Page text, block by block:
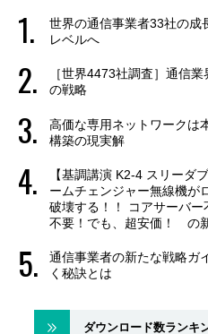
世界の通信事業者33社の成
レベルへ
［世界4473社調査］通信
の戦略
高価な専用ネットワークは
構築の現実解
【基調講演 K2-4 スリーダ
ームチェンジャー無線機が
破壊する！！ コアサーバ
不要！でも、超安価！ の
通信事業者の新たな戦略
く秘訣とは
ダウンロード数ランキ